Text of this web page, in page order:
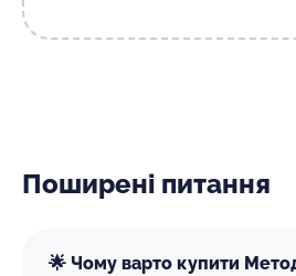
Поширені питання
🌟 Чому варто купити